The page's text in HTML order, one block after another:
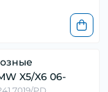
X5/X6 06-